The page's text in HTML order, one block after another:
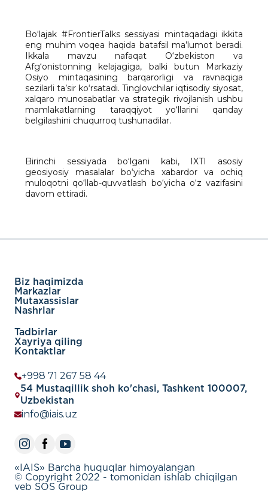
Bo‘lajak #FrontierTalks sessiyasi mintaqadagi ikkita
eng muhim voqea haqida batafsil ma’lumot beradi.
Ikkala mavzu nafaqat O‘zbekiston va
Afg‘onistonning kelajagiga, balki butun Markaziy
Osiyo mintaqasining barqarorligi va ravnaqiga
sezilarli ta’sir ko‘rsatadi. Tinglovchilar iqtisodiy siyosat,
xalqaro munosabatlar va strategik rivojlanish ushbu
mamlakatlarning taraqqiyot yo‘llarini qanday
belgilashini chuqurroq tushunadilar.
Birinchi sessiyada bo‘lgani kabi, IXTI asosiy
geosiyosiy masalalar bo‘yicha xabardor va ochiq
muloqotni qo‘llab-quvvatlash bo‘yicha o‘z vazifasini
davom ettiradi.
Biz haqimizda
Markazlar
Mutaxassislar
Nashrlar
Tadbirlar
Xayriya qiling
Kontaktlar
+998 71 267 58 44
54 Mustaqillik shoh ko'chasi, Tashkent 100007,
Uzbekistan
info@iais.uz
«IAIS» Barcha huquqlar himoyalangan
© Copyright 2022 - tomonidan ishlab chiqilgan
veb SOS Group